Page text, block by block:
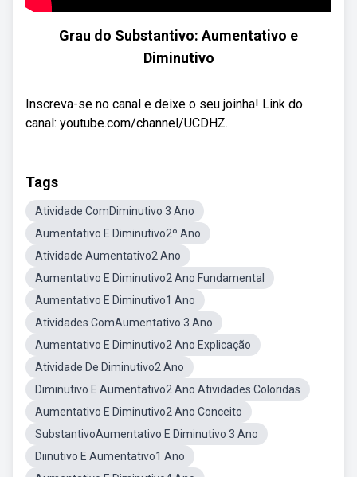
Grau do Substantivo: Aumentativo e
Diminutivo
Inscreva-se no canal e deixe o seu joinha! Link do
canal: youtube.com/channel/UCDHZ.
Tags
Atividade ComDiminutivo 3 Ano
Aumentativo E Diminutivo2º Ano
Atividade Aumentativo2 Ano
Aumentativo E Diminutivo2 Ano Fundamental
Aumentativo E Diminutivo1 Ano
Atividades ComAumentativo 3 Ano
Aumentativo E Diminutivo2 Ano Explicação
Atividade De Diminutivo2 Ano
Diminutivo E Aumentativo2 Ano Atividades Coloridas
Aumentativo E Diminutivo2 Ano Conceito
SubstantivoAumentativo E Diminutivo 3 Ano
Diinutivo E Aumentativo1 Ano